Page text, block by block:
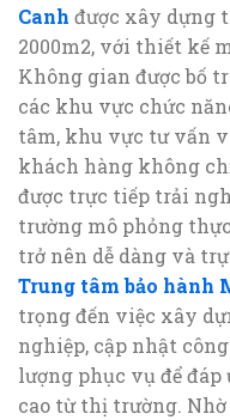
Canh được xây dựng
2000m2, với thiết kế
Không gian được bố
các khu vực chức
tâm, khu vực tư vấn
khách hàng không
được trực tiếp trải
trường mô phỏng
trở nên dễ dàng và
Trung tâm bảo hành
trọng đến việc xây
nghiệp, cập nhật
lượng phục vụ để
cao từ thị trường.